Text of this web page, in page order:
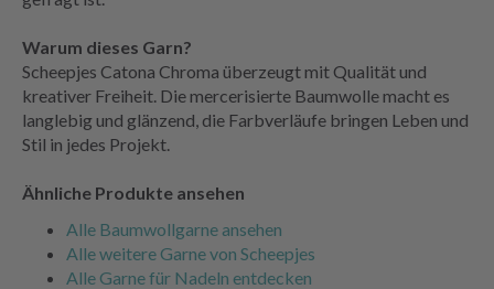
Warum dieses Garn?
Scheepjes Catona Chroma überzeugt mit Qualität und
kreativer Freiheit. Die mercerisierte Baumwolle macht es
langlebig und glänzend, die Farbverläufe bringen Leben und
Stil in jedes Projekt.
Ähnliche Produkte ansehen
Alle Baumwollgarne ansehen
Alle weitere Garne von Scheepjes
Alle Garne für Nadeln entdecken